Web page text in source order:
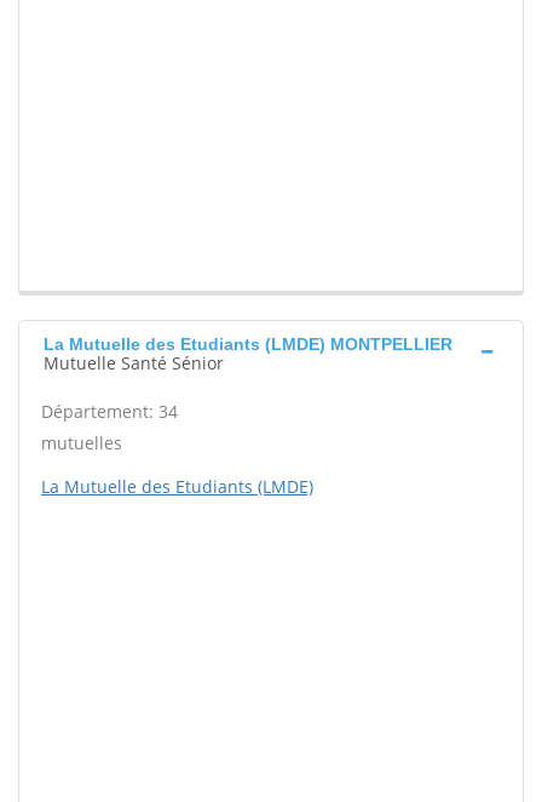
La Mutuelle des Etudiants (LMDE) MONTPELLIER
Mutuelle Santé Sénior
Département: 34
mutuelles
La Mutuelle des Etudiants (LMDE)